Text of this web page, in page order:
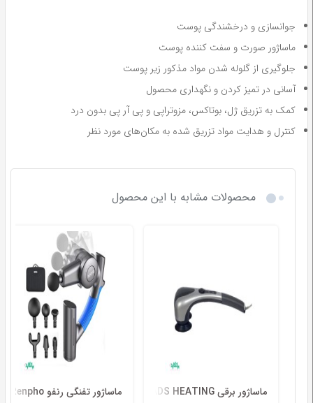
جوانسازی و درخشندگی پوست
ماساژور صورت و سفت کننده پوست
جلوگیری از گلوله شدن مواد مذکور زیر پوست
آسانی در تمیز کردن و نگهداری محصول
کمک به تزریق ژل، بوتاکس، مزوتراپی و پی آر پی بدون درد
کنترل و هدایت مواد تزریق شده به مکان‌های مورد نظر
محصولات مشابه با این محصول
ماساژور برقی DOUBLE HEADS HEATING سولاکس ماساژور تفنگی رنفو R4 Renpho